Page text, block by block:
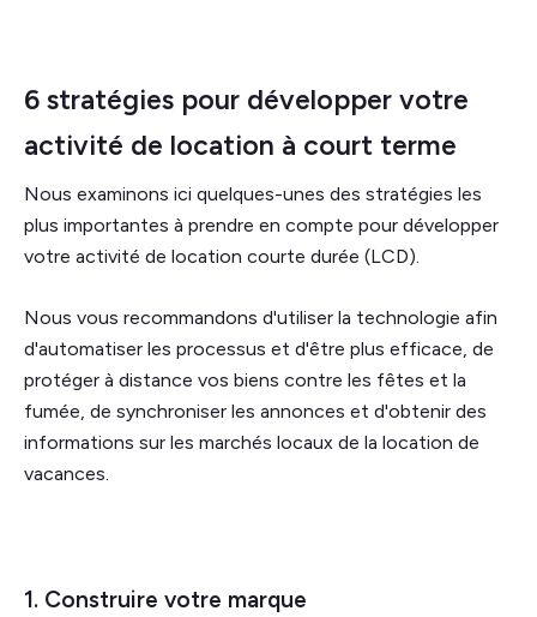
6 stratégies pour développer votre
activité de location à court terme
Nous examinons ici quelques-unes des stratégies les
plus importantes à prendre en compte pour développer
votre activité de location courte durée (LCD).
Nous vous recommandons d'utiliser la technologie afin
d'automatiser les processus et d'être plus efficace, de
protéger à distance vos biens contre les fêtes et la
fumée, de synchroniser les annonces et d'obtenir des
informations sur les marchés locaux de la location de
vacances.
1. Construire votre marque